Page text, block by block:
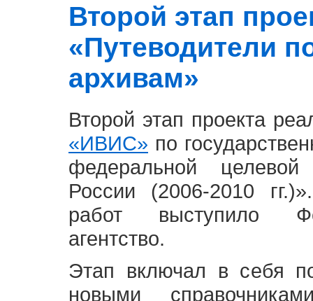
Второй этап
«Путеводители
архивам»
Второй этап проекта
«ИВИС» по
федеральной
России (2006-2010
работ выступило
агентство.
Этап включал в себя
новыми